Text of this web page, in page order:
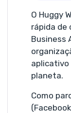
O Huggy
rápida de
Business
aplicativo
planeta.
Como